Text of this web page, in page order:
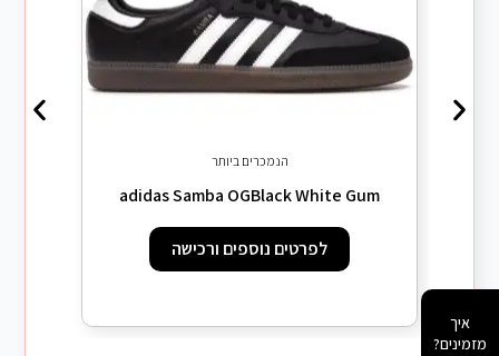
הנמכרים ביותר
adidas Samba OGBlack White Gum
לפרטים נוספים ורכישה
איך
מזמינים?